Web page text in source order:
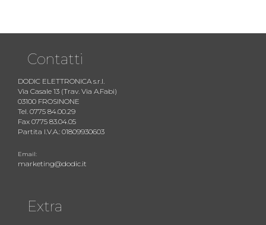
Contatti
DODIC ELETTRONICA s.r.l.
Via Casale 13 (Trav. Via A.Fabi)
03100 FROSINONE
Tel. 0775 84.00.29
Fax 0775 83.04.05
Partita I.V.A.: 01809930603
Email:
marketing@dodic.it
Extra